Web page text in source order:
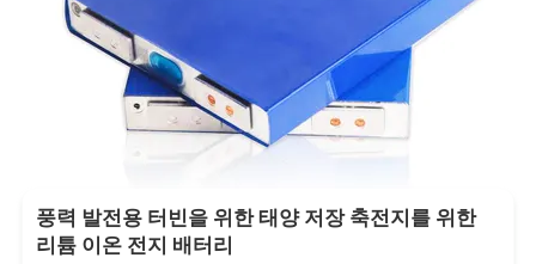
풍력 발전용 터빈을 위한 태양 저장 축전지를 위한
리튬 이온 전지 배터리